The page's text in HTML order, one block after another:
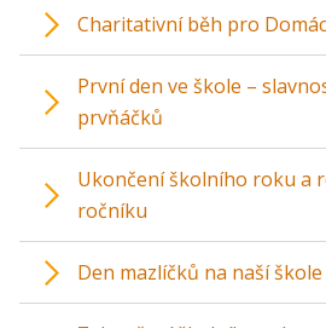
Charitativní běh pro
První den ve škole –
prvňáčků
Ukončení školního roku a
ročníku
Den mazlíčků na naší škole